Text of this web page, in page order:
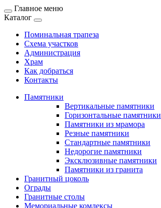
Главное меню
Каталог
Поминальная трапеза
Схема участков
Администрация
Храм
Как добраться
Контакты
Памятники
Вертикальные памятники
Горизонтальные памятники
Памятники из мрамора
Резные памятники
Стандартные памятники
Недорогие памятники
Эксклюзивные памятники
Памятники из гранита
Гранитный цоколь
Ограды
Гранитные столы
Мемориальные комлексы